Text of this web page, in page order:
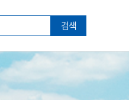
검색